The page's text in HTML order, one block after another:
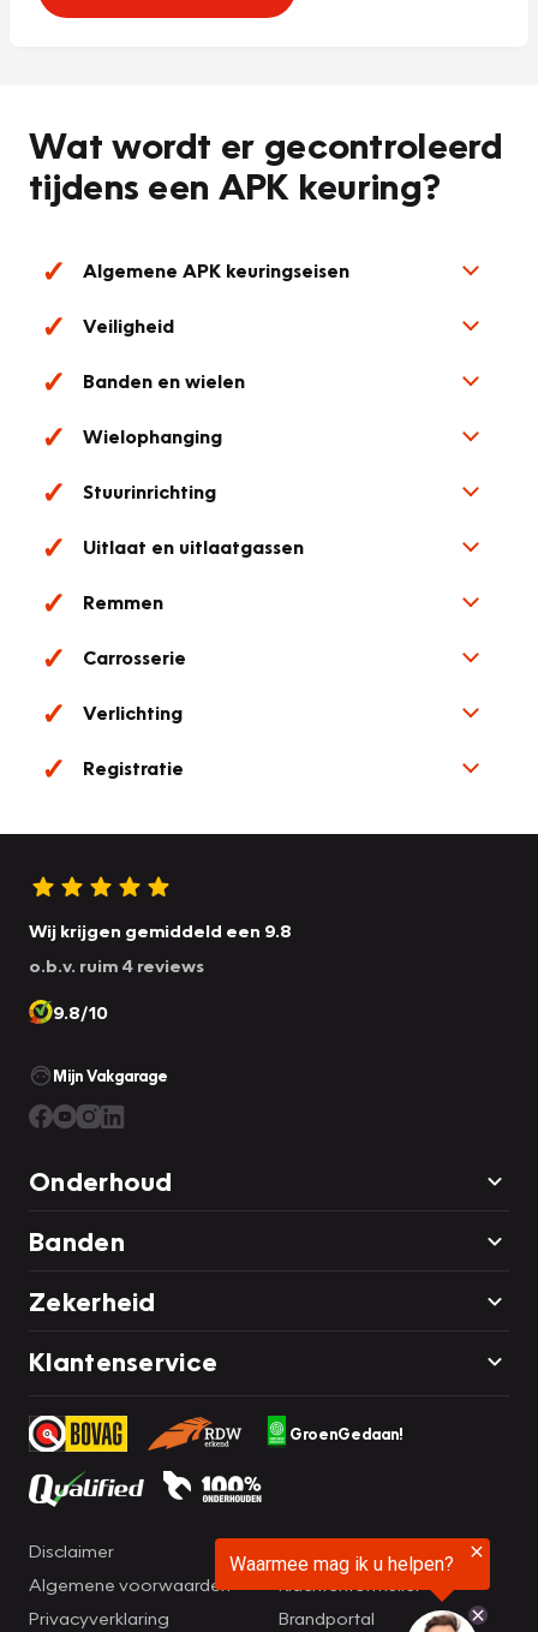
Wat wordt er gecontroleerd
tijdens een APK keuring?
Algemene APK keuringseisen
Veiligheid
Banden en wielen
Wielophanging
Stuurinrichting
Uitlaat en uitlaatgassen
Remmen
Carrosserie
Verlichting
Registratie
Wij krijgen gemiddeld een 9.8
o.b.v. ruim 4 reviews
9.8/10
Mijn Vakgarage
Onderhoud
Banden
Zekerheid
Klantenservice
GroenGedaan!
Disclaimer
Algemene voorwaarden
Privacyverklaring
Brandportal